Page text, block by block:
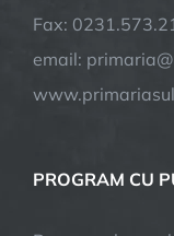
Fax:
email:
PROGRAM CU